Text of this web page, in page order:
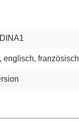
, englisch, französisch